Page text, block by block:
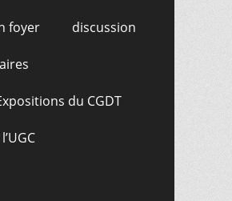
foyer discussion
du CGDT